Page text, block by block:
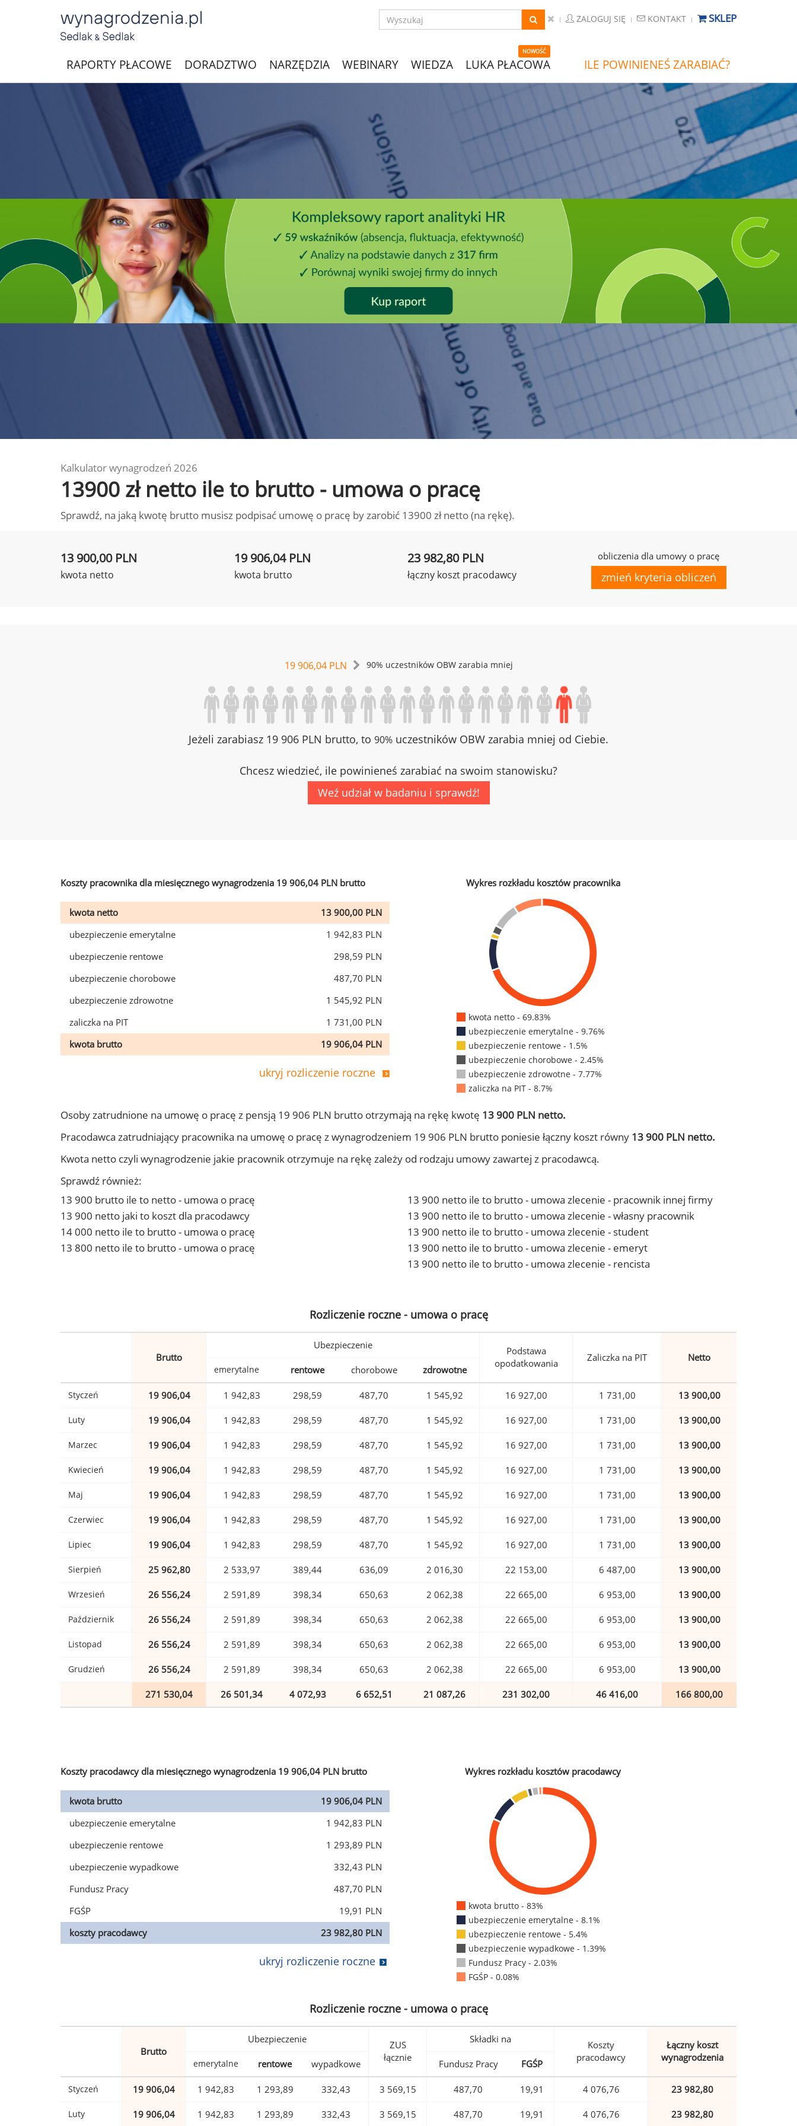
ZALOGUJ SIĘ KONTAKT SKLEP
RAPORTY PŁACOWE DORADZTWO NARZĘDZIA WEBINARY WIEDZA
NOWOŚĆ
LUKA PŁACOWA ILE POWINIENEŚ ZARABIAĆ?
Kalkulator wynagrodzeń 2026
13900 zł netto ile to brutto - umowa o pracę
Sprawdź, na jaką kwotę brutto musisz podpisać umowę o pracę by zarobić 13900 zł netto (na rękę).
13 900,00 PLN
kwota netto
19 906,04 PLN
kwota brutto
23 982,80 PLN
łączny koszt pracodawcy
obliczenia dla umowy o pracę
zmień kryteria obliczeń
19 906,04 PLN 90% uczestników OBW zarabia mniej
Jeżeli zarabiasz 19 906 PLN brutto, to 90% uczestników OBW zarabia mniej od Ciebie.
Chcesz wiedzieć, ile powinieneś zarabiać na swoim stanowisku?
Weź udział w badaniu i sprawdź!
Koszty pracownika dla miesięcznego wynagrodzenia 19 906,04 PLN brutto
kwota netto
13 900,00 PLN
ubezpieczenie emerytalne
1 942,83 PLN
ubezpieczenie rentowe
298,59 PLN
ubezpieczenie chorobowe
487,70 PLN
ubezpieczenie zdrowotne
1 545,92 PLN
zaliczka na PIT
1 731,00 PLN
kwota brutto
19 906,04 PLN
ukryj rozliczenie roczne
Wykres rozkładu kosztów pracownika
kwota netto - 69.83%
ubezpieczenie emerytalne - 9.76%
ubezpieczenie rentowe - 1.5%
ubezpieczenie chorobowe - 2.45%
ubezpieczenie zdrowotne - 7.77%
zaliczka na PIT - 8.7%
Osoby zatrudnione na umowę o pracę z pensją 19 906 PLN brutto otrzymają na rękę kwotę 13 900 PLN netto.
Pracodawca zatrudniający pracownika na umowę o pracę z wynagrodzeniem 19 906 PLN brutto poniesie łączny koszt równy 13 900 PLN netto.
Kwota netto czyli wynagrodzenie jakie pracownik otrzymuje na rękę zależy od rodzaju umowy zawartej z pracodawcą.
Sprawdź również:
13 900 brutto ile to netto - umowa o pracę
13 900 netto jaki to koszt dla pracodawcy
14 000 netto ile to brutto - umowa o pracę
13 800 netto ile to brutto - umowa o pracę
13 900 netto ile to brutto - umowa zlecenie - pracownik innej firmy
13 900 netto ile to brutto - umowa zlecenie - własny pracownik
13 900 netto ile to brutto - umowa zlecenie - student
13 900 netto ile to brutto - umowa zlecenie - emeryt
13 900 netto ile to brutto - umowa zlecenie - rencista
Rozliczenie roczne - umowa o pracę
Brutto
Ubezpieczenie
Podstawa
opodatkowania
Zaliczka na PIT Netto
emerytalne rentowe chorobowe zdrowotne
Styczeń 19 906,04 1 942,83 298,59 487,70 1 545,92 16 927,00 1 731,00 13 900,00
Luty 19 906,04 1 942,83 298,59 487,70 1 545,92 16 927,00 1 731,00 13 900,00
Marzec 19 906,04 1 942,83 298,59 487,70 1 545,92 16 927,00 1 731,00 13 900,00
Kwiecień 19 906,04 1 942,83 298,59 487,70 1 545,92 16 927,00 1 731,00 13 900,00
Maj 19 906,04 1 942,83 298,59 487,70 1 545,92 16 927,00 1 731,00 13 900,00
Czerwiec 19 906,04 1 942,83 298,59 487,70 1 545,92 16 927,00 1 731,00 13 900,00
Lipiec 19 906,04 1 942,83 298,59 487,70 1 545,92 16 927,00 1 731,00 13 900,00
Sierpień 25 962,80 2 533,97 389,44 636,09 2 016,30 22 153,00 6 487,00 13 900,00
Wrzesień 26 556,24 2 591,89 398,34 650,63 2 062,38 22 665,00 6 953,00 13 900,00
Październik 26 556,24 2 591,89 398,34 650,63 2 062,38 22 665,00 6 953,00 13 900,00
Listopad 26 556,24 2 591,89 398,34 650,63 2 062,38 22 665,00 6 953,00 13 900,00
Grudzień 26 556,24 2 591,89 398,34 650,63 2 062,38 22 665,00 6 953,00 13 900,00
271 530,04 26 501,34 4 072,93 6 652,51 21 087,26 231 302,00 46 416,00 166 800,00
Koszty pracodawcy dla miesięcznego wynagrodzenia 19 906,04 PLN brutto
kwota brutto
19 906,04 PLN
ubezpieczenie emerytalne
1 942,83 PLN
ubezpieczenie rentowe
1 293,89 PLN
ubezpieczenie wypadkowe
332,43 PLN
Fundusz Pracy
487,70 PLN
FGŚP
19,91 PLN
koszty pracodawcy
23 982,80 PLN
ukryj rozliczenie roczne
Wykres rozkładu kosztów pracodawcy
kwota brutto - 83%
ubezpieczenie emerytalne - 8.1%
ubezpieczenie rentowe - 5.4%
ubezpieczenie wypadkowe - 1.39%
Fundusz Pracy - 2.03%
FGŚP - 0.08%
Rozliczenie roczne - umowa o pracę
Brutto
Ubezpieczenie
ZUS
łącznie
Składki na
Koszty
pracodawcy
Łączny koszt
wynagrodzenia
emerytalne rentowe wypadkowe Fundusz Pracy FGŚP
Styczeń 19 906,04 1 942,83 1 293,89 332,43 3 569,15 487,70 19,91 4 076,76 23 982,80
Luty 19 906,04 1 942,83 1 293,89 332,43 3 569,15 487,70 19,91 4 076,76 23 982,80